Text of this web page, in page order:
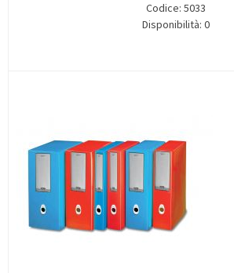
Codice: 5033
Disponibilità: 0